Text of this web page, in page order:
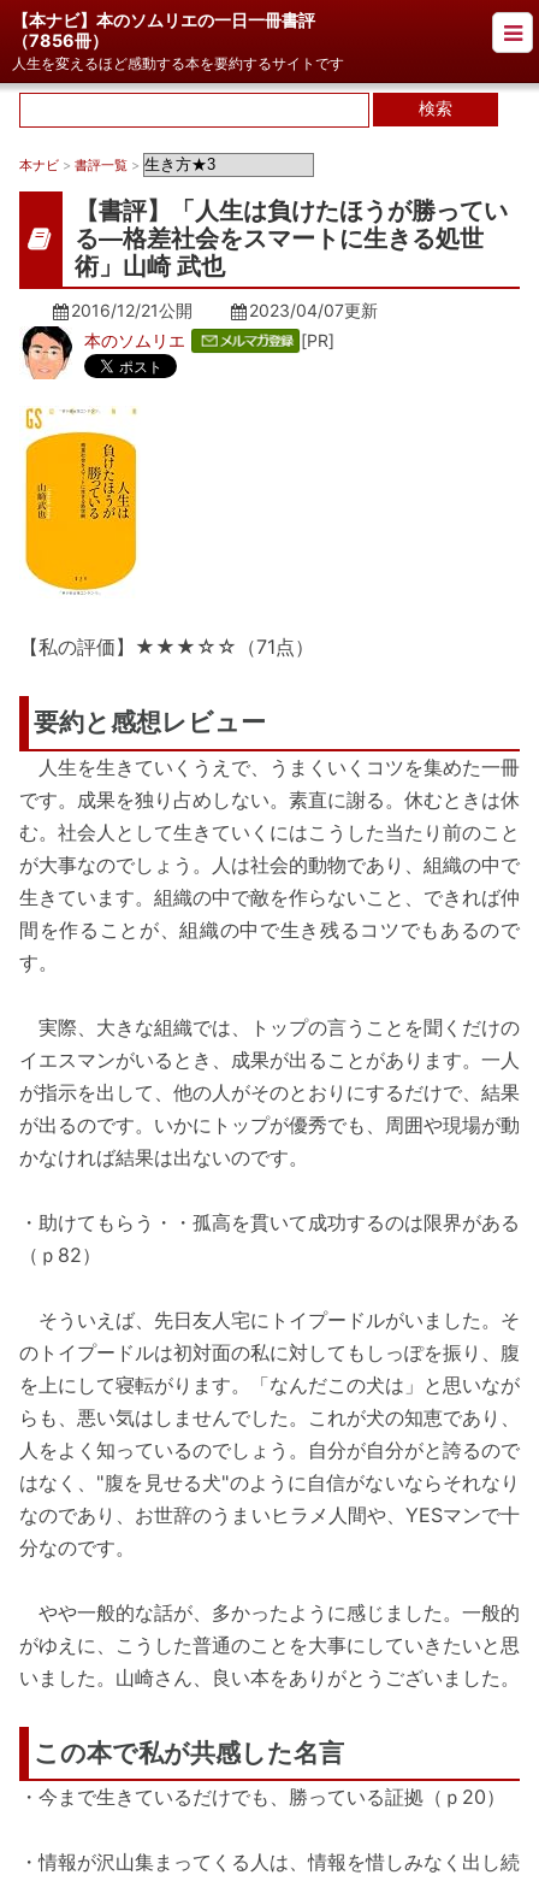
【本ナビ】本のソムリエの一日一冊書評
（7856冊）
人生を変えるほど感動する本を要約するサイトです
本ナビ > 書評一覧 >
【書評】「人生は負けたほうが勝ってい
る―格差社会をスマートに生きる処世
術」山崎 武也
2016/12/21公開 2023/04/07更新
本のソムリエ
[PR]
【私の評価】★★★☆☆（71点）
要約と感想レビュー
人生を生きていくうえで、うまくいくコツを集めた一冊
です。成果を独り占めしない。素直に謝る。休むときは休
む。社会人として生きていくにはこうした当たり前のこと
が大事なのでしょう。人は社会的動物であり、組織の中で
生きています。組織の中で敵を作らないこと、できれば仲
間を作ることが、組織の中で生き残るコツでもあるので
す。
実際、大きな組織では、トップの言うことを聞くだけの
イエスマンがいるとき、成果が出ることがあります。一人
が指示を出して、他の人がそのとおりにするだけで、結果
が出るのです。いかにトップが優秀でも、周囲や現場が動
かなければ結果は出ないのです。
・助けてもらう・・孤高を貫いて成功するのは限界がある
（ｐ82）
そういえば、先日友人宅にトイプードルがいました。そ
のトイプードルは初対面の私に対してもしっぽを振り、腹
を上にして寝転がります。「なんだこの犬は」と思いなが
らも、悪い気はしませんでした。これが犬の知恵であり、
人をよく知っているのでしょう。自分が自分がと誇るので
はなく、"腹を見せる犬"のように自信がないならそれなり
なのであり、お世辞のうまいヒラメ人間や、YESマンで十
分なのです。
やや一般的な話が、多かったように感じました。一般的
がゆえに、こうした普通のことを大事にしていきたいと思
いました。山崎さん、良い本をありがとうございました。
この本で私が共感した名言
・今まで生きているだけでも、勝っている証拠（ｐ20）
・情報が沢山集まってくる人は、情報を惜しみなく出し続